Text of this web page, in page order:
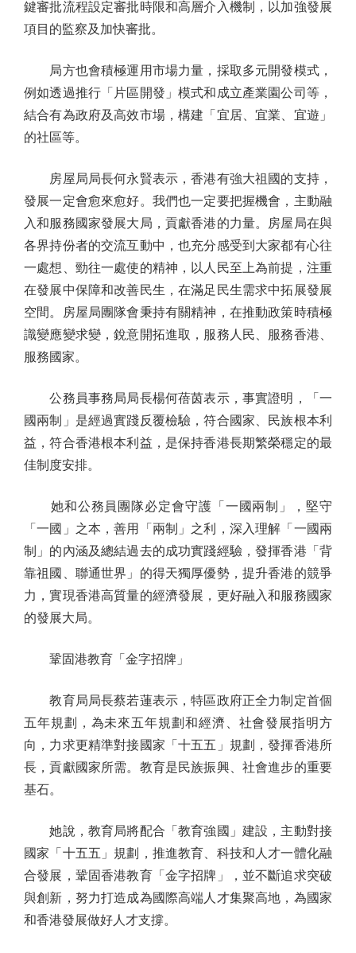
鍵審批流程設定審批時限和高層介入機制，以加強發展
項目的監察及加快審批。
局方也會積極運用市場力量，採取多元開發模式，
例如透過推行「片區開發」模式和成立產業園公司等，
結合有為政府及高效市場，構建「宜居、宜業、宜遊」
的社區等。
房屋局局長何永賢表示，香港有強大祖國的支持，
發展一定會愈來愈好。我們也一定要把握機會，主動融
入和服務國家發展大局，貢獻香港的力量。房屋局在與
各界持份者的交流互動中，也充分感受到大家都有心往
一處想、勁往一處使的精神，以人民至上為前提，注重
在發展中保障和改善民生，在滿足民生需求中拓展發展
空間。房屋局團隊會秉持有關精神，在推動政策時積極
識變應變求變，銳意開拓進取，服務人民、服務香港、
服務國家。
公務員事務局局長楊何蓓茵表示，事實證明，「一
國兩制」是經過實踐反覆檢驗，符合國家、民族根本利
益，符合香港根本利益，是保持香港長期繁榮穩定的最
佳制度安排。
她和公務員團隊必定會守護「一國兩制」，堅守
「一國」之本，善用「兩制」之利，深入理解「一國兩
制」的內涵及總結過去的成功實踐經驗，發揮香港「背
靠祖國、聯通世界」的得天獨厚優勢，提升香港的競爭
力，實現香港高質量的經濟發展，更好融入和服務國家
的發展大局。
鞏固港教育「金字招牌」
教育局局長蔡若蓮表示，特區政府正全力制定首個
五年規劃，為未來五年規劃和經濟、社會發展指明方
向，力求更精準對接國家「十五五」規劃，發揮香港所
長，貢獻國家所需。教育是民族振興、社會進步的重要
基石。
她說，教育局將配合「教育強國」建設，主動對接
國家「十五五」規劃，推進教育、科技和人才一體化融
合發展，鞏固香港教育「金字招牌」，並不斷追求突破
與創新，努力打造成為國際高端人才集聚高地，為國家
和香港發展做好人才支撐。